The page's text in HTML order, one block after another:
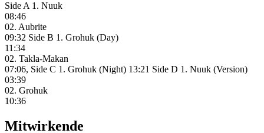
Side A 1. Nuuk
08:46
02. Aubrite
09:32 Side B 1. Grohuk (Day)
11:34
02. Takla-Makan
07:06, Side C 1. Grohuk (Night) 13:21 Side D 1. Nuuk (Version)
03:39
02. Grohuk
10:36
Mitwirkende